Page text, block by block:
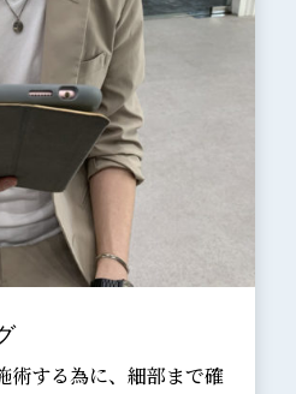
術する為に、細部まで確